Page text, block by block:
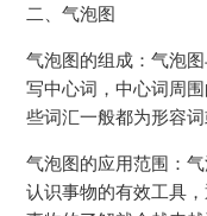
二、气泡图
气泡图的组成：气泡
写中心词，中心词周
些词汇一般都为形容
气泡图的应用范围：
认识事物的有效工具